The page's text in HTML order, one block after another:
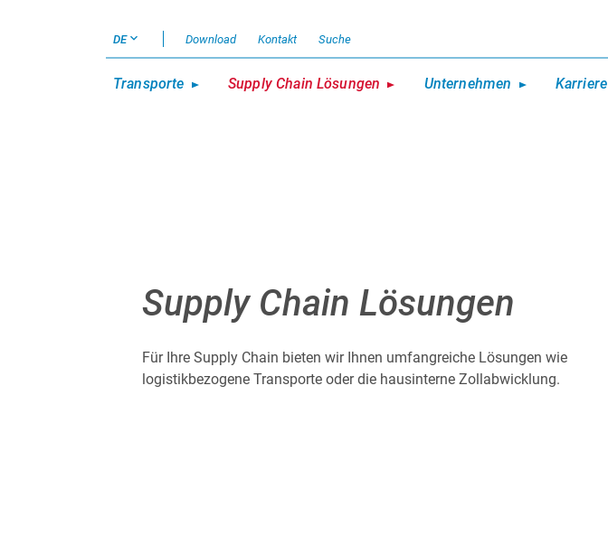
DE Download Kontakt Suche
Transporte Supply Chain Lösungen Unternehmen Karriere
Supply Chain Lösungen
Für Ihre Supply Chain bieten wir Ihnen umfangreiche Lösungen wie
logistikbezogene Transporte oder die hausinterne Zollabwicklung.